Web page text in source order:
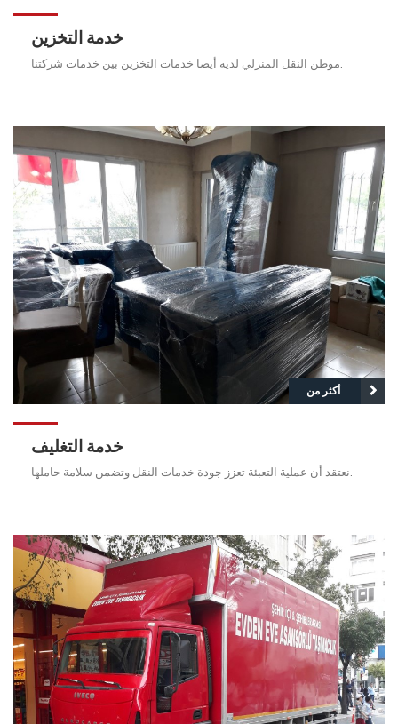
خدمة التخزين
أكثر من
خدمة التغليف
نعتقد أن عملية التعبئة تعزز جودة خدمات النقل وتضمن سلامة حاملها.